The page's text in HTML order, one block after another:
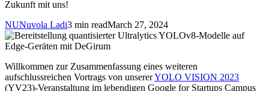
Zukunft mit uns!
NUNuvola Ladi3 min readMarch 27, 2024
Willkommen zur Zusammenfassung eines weiteren
aufschlussreichen Vortrags von unsererYOLO VISION 2023
(YV23)-Veranstaltung im lebendigen Google for Startups Campus